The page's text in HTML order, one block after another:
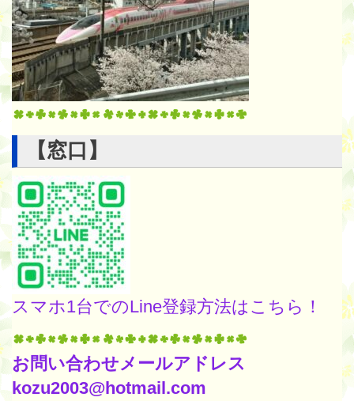
【窓口】
スマホ1台でのLine登録方法はこちら！
お問い合わせメールアドレス
kozu2003@hotmail.com